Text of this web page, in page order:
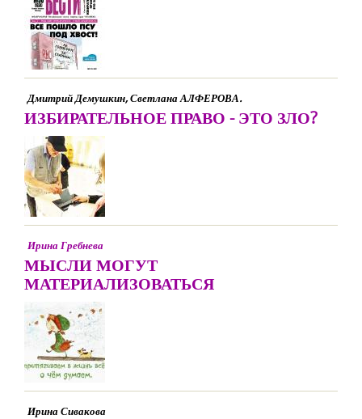
Дмитрий Демушкин, Светлана АЛФЕРОВА.
ИЗБИРАТЕЛЬНОЕ ПРАВО - ЭТО ЗЛО?
Ирина Гребнева
МЫСЛИ МОГУТ
МАТЕРИАЛИЗОВАТЬСЯ
Ирина Сивакова